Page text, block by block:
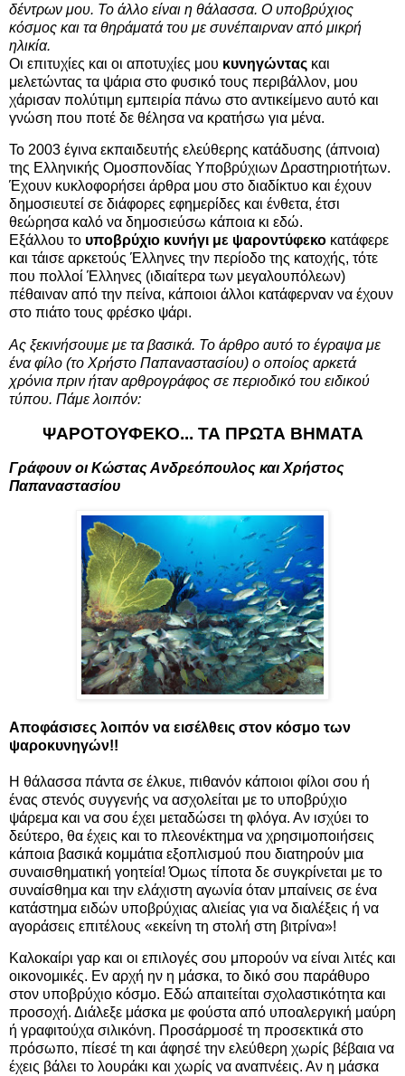
δέντρων μου. Το άλλο είναι η θάλασσα. Ο υποβρύχιος
κόσμος και τα θηράματά του με συνέπαιρναν από μικρή
ηλικία.
Οι επιτυχίες και οι αποτυχίες μου κυνηγώντας και
μελετώντας τα ψάρια στο φυσικό τους περιβάλλον, μου
χάρισαν πολύτιμη εμπειρία πάνω στο αντικείμενο αυτό και
γνώση που ποτέ δε θέλησα να κρατήσω για μένα.
Το 2003 έγινα εκπαιδευτής ελεύθερης κατάδυσης (άπνοια)
της Ελληνικής Ομοσπονδίας Υποβρύχιων Δραστηριοτήτων.
Έχουν κυκλοφορήσει άρθρα μου στο διαδίκτυο και έχουν
δημοσιευτεί σε διάφορες εφημερίδες και ένθετα, έτσι
θεώρησα καλό να δημοσιεύσω κάποια κι εδώ.
Εξάλλου το υποβρύχιο κυνήγι με ψαροντύφεκο κατάφερε
και τάισε αρκετούς Έλληνες την περίοδο της κατοχής, τότε
που πολλοί Έλληνες (ιδιαίτερα των μεγαλουπόλεων)
πέθαιναν από την πείνα, κάποιοι άλλοι κατάφερναν να έχουν
στο πιάτο τους φρέσκο ψάρι.
Ας ξεκινήσουμε με τα βασικά. Το άρθρο αυτό το έγραψα με
ένα φίλο (το Χρήστο Παπαναστασίου) ο οποίος αρκετά
χρόνια πριν ήταν αρθρογράφος σε περιοδικό του ειδικού
τύπου. Πάμε λοιπόν:
ΨΑΡΟΤΟΥΦΕΚΟ... ΤΑ ΠΡΩΤΑ ΒΗΜΑΤΑ
Γράφουν οι Κώστας Ανδρεόπουλος και Χρήστος
Παπαναστασίου
Αποφάσισες λοιπόν να εισέλθεις στον κόσμο των
ψαροκυνηγών!!
Η θάλασσα πάντα σε έλκυε, πιθανόν κάποιοι φίλοι σου ή
ένας στενός συγγενής να ασχολείται με το υποβρύχιο
ψάρεμα και να σου έχει μεταδώσει τη φλόγα. Αν ισχύει το
δεύτερο, θα έχεις και το πλεονέκτημα να χρησιμοποιήσεις
κάποια βασικά κομμάτια εξοπλισμού που διατηρούν μια
συναισθηματική γοητεία! Όμως τίποτα δε συγκρίνεται με το
συναίσθημα και την ελάχιστη αγωνία όταν μπαίνεις σε ένα
κατάστημα ειδών υποβρύχιας αλιείας για να διαλέξεις ή να
αγοράσεις επιτέλους «εκείνη τη στολή στη βιτρίνα»!
Καλοκαίρι γαρ και οι επιλογές σου μπορούν να είναι λιτές και
οικονομικές. Εν αρχή ην η μάσκα, το δικό σου παράθυρο
στον υποβρύχιο κόσμο. Εδώ απαιτείται σχολαστικότητα και
προσοχή. Διάλεξε μάσκα με φούστα από υποαλεργική μαύρη
ή γραφιτούχα σιλικόνη. Προσάρμοσέ τη προσεκτικά στο
πρόσωπο, πίεσέ τη και άφησέ την ελεύθερη χωρίς βέβαια να
έχεις βάλει το λουράκι και χωρίς να αναπνέεις. Αν η μάσκα